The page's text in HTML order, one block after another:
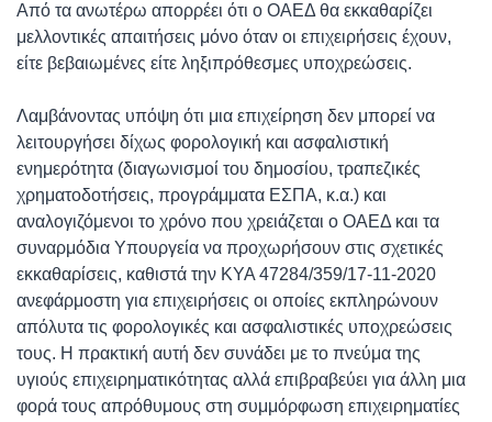
Από τα ανωτέρω απορρέει ότι ο ΟΑΕΔ θα εκκαθαρίζει
μελλοντικές απαιτήσεις μόνο όταν οι επιχειρήσεις έχουν,
είτε βεβαιωμένες είτε ληξιπρόθεσμες υποχρεώσεις.
Λαμβάνοντας υπόψη ότι μια επιχείρηση δεν μπορεί να
λειτουργήσει δίχως φορολογική και ασφαλιστική
ενημερότητα (διαγωνισμοί του δημοσίου, τραπεζικές
χρηματοδοτήσεις, προγράμματα ΕΣΠΑ, κ.α.) και
αναλογιζόμενοι το χρόνο που χρειάζεται ο ΟΑΕΔ και τα
συναρμόδια Υπουργεία να προχωρήσουν στις σχετικές
εκκαθαρίσεις, καθιστά την ΚΥΑ 47284/359/17-11-2020
ανεφάρμοστη για επιχειρήσεις οι οποίες εκπληρώνουν
απόλυτα τις φορολογικές και ασφαλιστικές υποχρεώσεις
τους. Η πρακτική αυτή δεν συνάδει με το πνεύμα της
υγιούς επιχειρηματικότητας αλλά επιβραβεύει για άλλη μια
φορά τους απρόθυμους στη συμμόρφωση επιχειρηματίες